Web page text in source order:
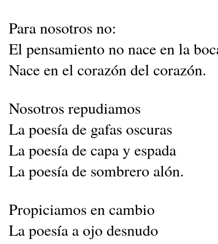
Para nosotros no:
El pensamiento no nace en la
Nace en el corazón del corazón.
Nosotros repudiamos
La poesía de gafas oscuras
La poesía de capa y espada
La poesía de sombrero alón.
Propiciamos en cambio
La poesía a ojo desnudo